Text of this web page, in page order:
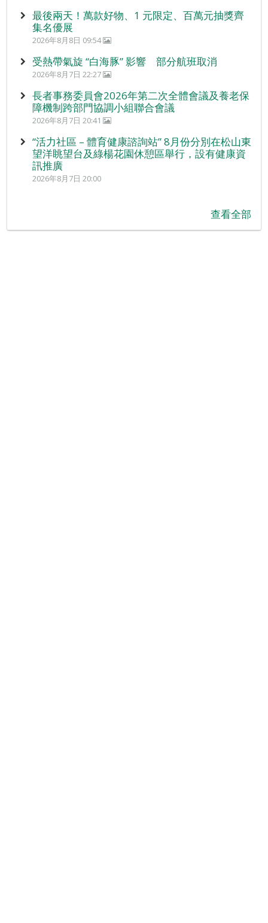
最後兩天！萬款好物、1 元限定、百萬元抽獎齊
集名優展
2026年8月8日 09:54
受熱帶氣旋 “白海豚” 影響 部分航班取消
2026年8月7日 22:27
長者事務委員會2026年第二次全體會議及養老保
障機制跨部門協調小組聯合會議
2026年8月7日 20:41
“活力社區 – 體育健康諮詢站” 8月份分別在松山東
望洋眺望台及綠楊花園休憩區舉行，設有健康資
訊推廣
2026年8月7日 20:00
查看全部